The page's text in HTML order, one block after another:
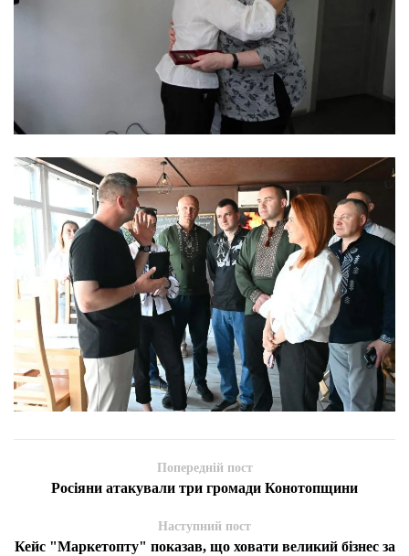
Попередній пост
Росіяни атакували три громади Конотопщини
Наступний пост
Кейс "Маркетопту" показав, що ховати великий бізнес за